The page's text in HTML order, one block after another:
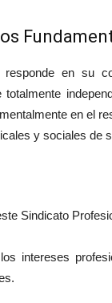
responde en su
totalmente
en el
y sociales de
Sindicato
intereses